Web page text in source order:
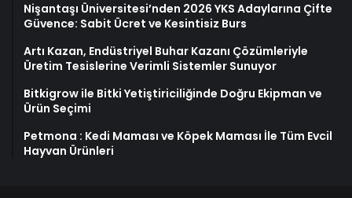
Nişantaşı Üniversitesi’nden 2026 YKS Adaylarına Çifte
Güvence: Sabit Ücret ve Kesintisiz Burs
Artı Kazan, Endüstriyel Buhar Kazanı Çözümleriyle
Üretim Tesislerine Verimli Sistemler Sunuyor
Bitkigrow ile Bitki Yetiştiriciliğinde Doğru Ekipman ve
Ürün Seçimi
Petmona : Kedi Maması ve Köpek Maması İle Tüm Evcil
Hayvan Ürünleri